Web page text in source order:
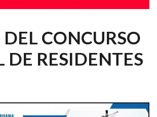
DEL CONCURSO
DE RESIDENTES